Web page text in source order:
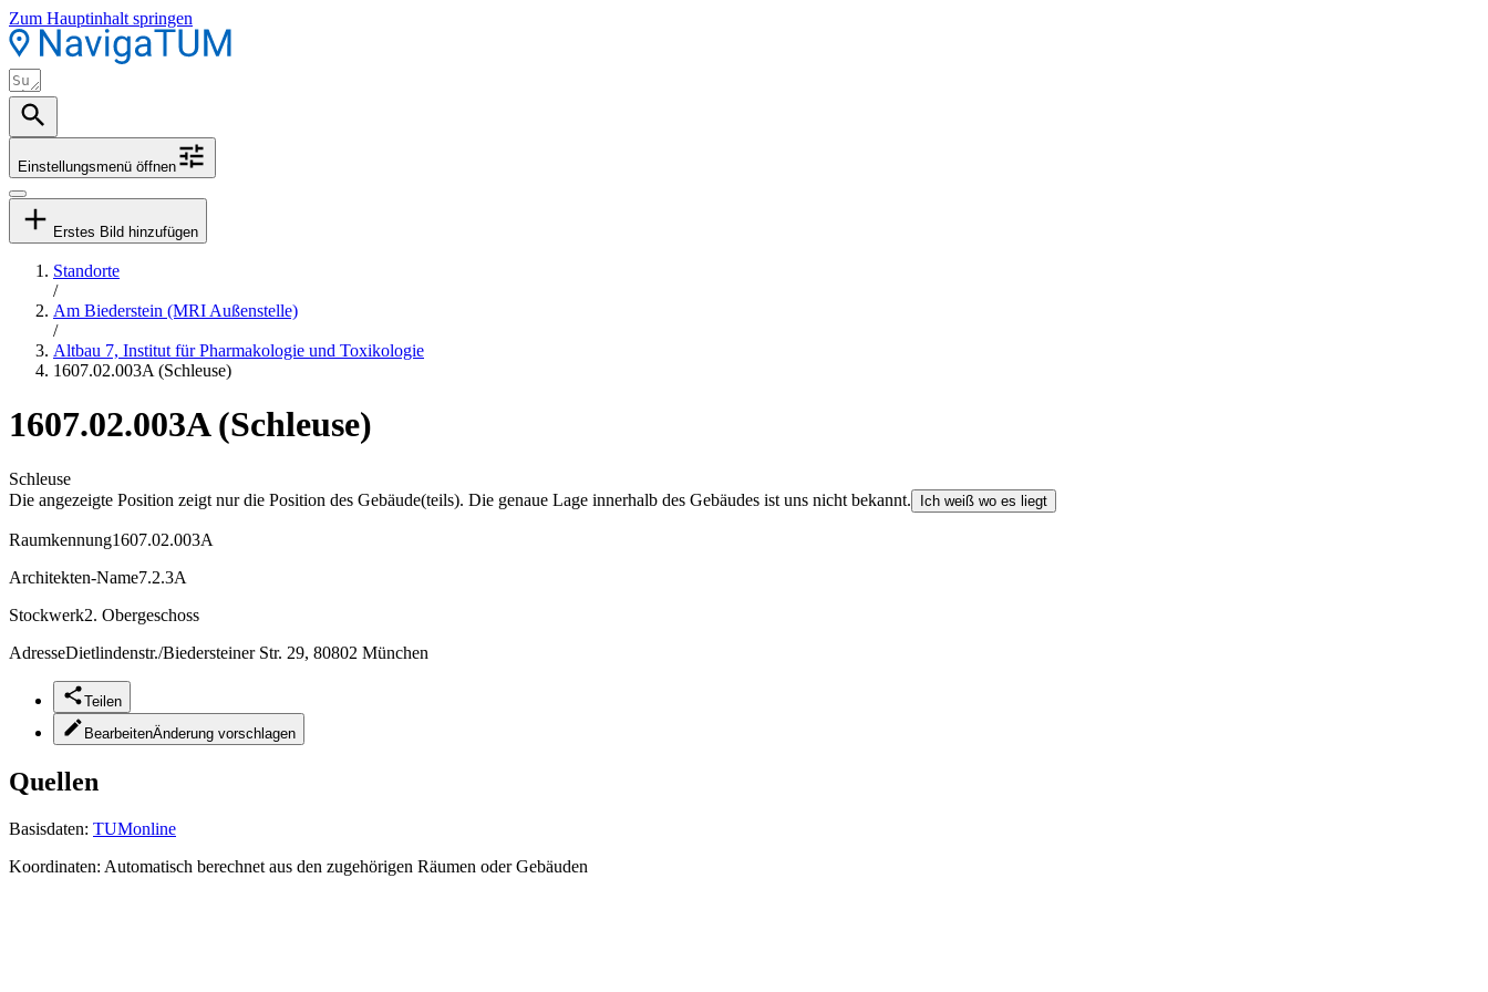
Zum Hauptinhalt springen
Einstellungsmenü öffnen
Erstes Bild hinzufügen
Standorte
/
Am Biederstein (MRI Außenstelle)
/
Altbau 7, Institut für Pharmakologie und Toxikologie
1607.02.003A (Schleuse)
1607.02.003A (Schleuse)
Schleuse
Die angezeigte Position zeigt nur die Position des Gebäude(teils). Die genaue Lage innerhalb des Gebäudes ist uns nicht bekannt.
Ich weiß wo es liegt
Raumkennung1607.02.003A
Architekten-Name7.2.3A
Stockwerk2. Obergeschoss
AdresseDietlindenstr./Biedersteiner Str. 29, 80802 München
Teilen
BearbeitenÄnderung vorschlagen
Quellen
Basisdaten: TUMonline
Koordinaten: Automatisch berechnet aus den zugehörigen Räumen oder Gebäuden